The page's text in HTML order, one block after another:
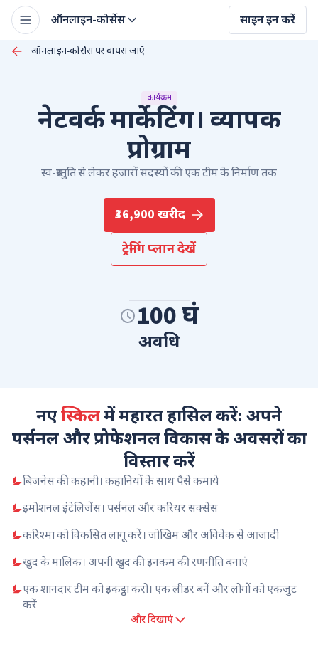
ऑनलाइन-कोर्सेस साइन इन करें
ऑनलाइन-कोर्सेस पर वापस जाएँ
कार्यक्रम
नेटवर्क मार्केटिंग। व्यापक
प्रोग्राम
स्व-प्रस्तुति से लेकर हजारों सदस्यों की एक टीम के निर्माण तक
₹36,900 खरीद
ट्रेनिंग प्लान देखें
100 घं
अवधि
नएस्किलमें महारत हासिल करें: अपने
पर्सनल और प्रोफेशनल विकास के अवसरों का
विस्तार करें
बिज़नेस की कहानी। कहानियों के साथ पैसे कमाये
इमोशनल इंटेलिजेंस। पर्सनल और करियर सक्सेस
करिश्मा को विकसित लागू करें। जोखिम और अविवेक से आजादी
खुद के मालिक। अपनी खुद की इनकम की रणनीति बनाएं
एक शानदार टीम को इकट्ठा करो। एक लीडर बनें और लोगों को एकजुट
करें
और दिखाएं